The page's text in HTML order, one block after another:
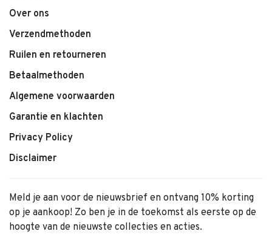
Over ons
Verzendmethoden
Ruilen en retourneren
Betaalmethoden
Algemene voorwaarden
Garantie en klachten
Privacy Policy
Disclaimer
Meld je aan voor de nieuwsbrief en ontvang 10% korting
op je aankoop! Zo ben je in de toekomst als eerste op de
hoogte van de nieuwste collecties en acties.